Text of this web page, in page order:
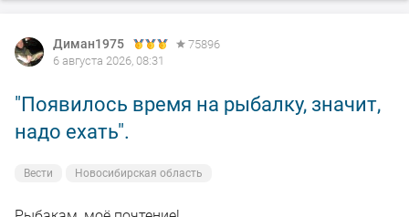
Диман1975
75896
6 августа 2026, 08:31
"Появилось время на рыбалку, значит,
надо ехать".
Вести Новосибирская область